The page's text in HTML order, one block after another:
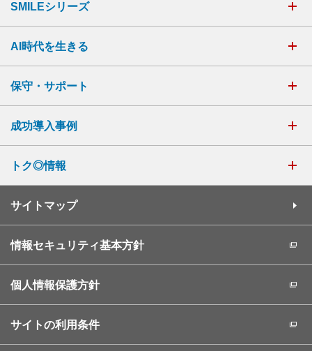
SMILEシリーズ
AI時代を生きる
保守・サポート
成功導入事例
トク◎情報
サイトマップ
情報セキュリティ基本方針
個人情報保護方針
サイトの利用条件